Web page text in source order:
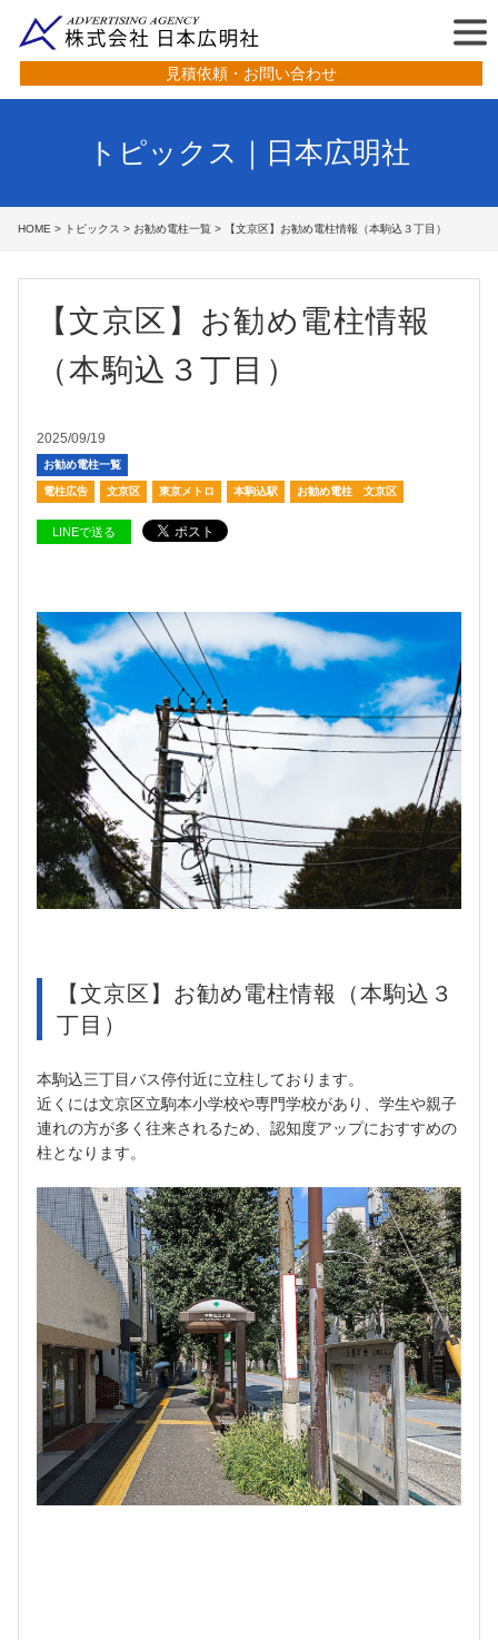
見積依頼・お問い合わせ
トピックス｜日本広明社
HOME > トピックス > お勧め電柱一覧 > 【文京区】お勧め電柱情報（本駒込３丁目）
【文京区】お勧め電柱情報
（本駒込３丁目）
2025/09/19
お勧め電柱一覧
電柱広告 文京区 東京メトロ 本駒込駅 お勧め電柱 文京区
LINEで送る
【文京区】お勧め電柱情報（本駒込３
丁目）
本駒込三丁目バス停付近に立柱しております。
近くには文京区立駒本小学校や専門学校があり、学生や親子
連れの方が多く往来されるため、認知度アップにおすすめの
柱となります。